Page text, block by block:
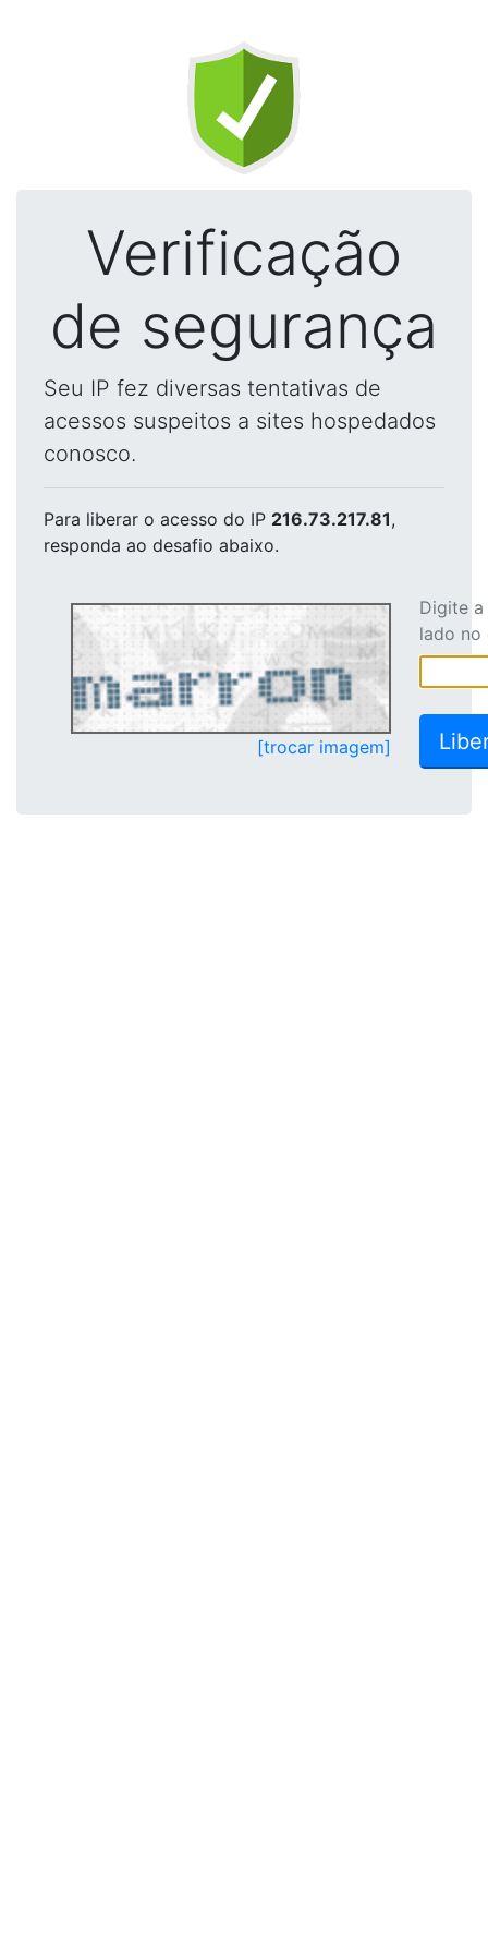
Verificação
de segurança
Seu IP fez diversas tentativas de
acessos suspeitos a sites hospedados
conosco.
Para liberar o acesso do IP 216.73.217.81,
responda ao desafio abaixo.
[trocar imagem]
Digite
lado no